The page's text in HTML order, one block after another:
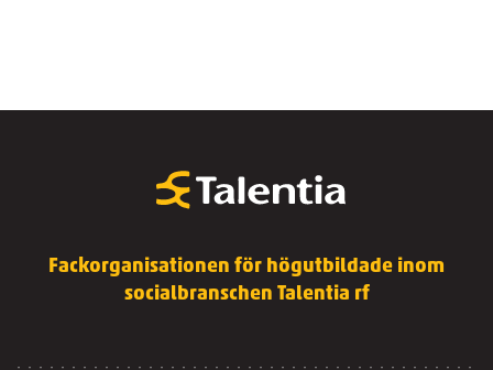
Fackorganisationen för högutbildade inom
socialbranschen Talentia rf